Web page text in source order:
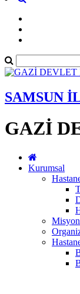
SAMSUN
GAZİ
Kurumsal